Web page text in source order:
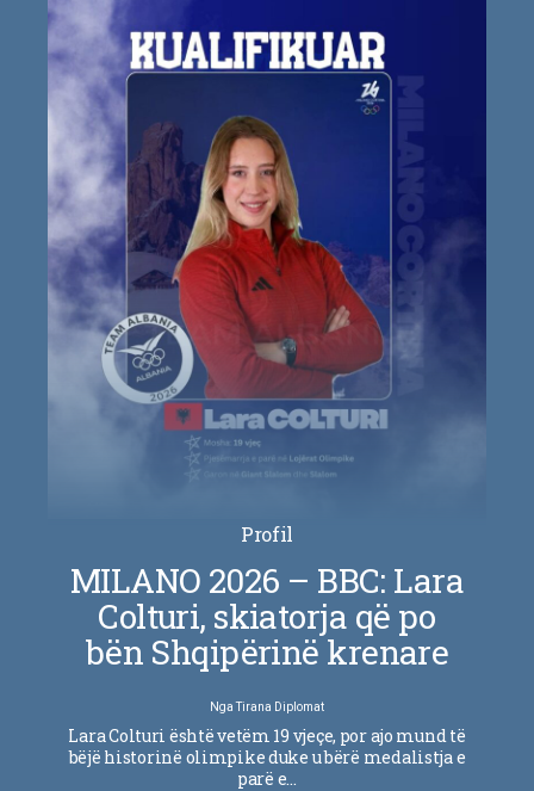
Profil
MILANO 2026 – BBC: Lara
Colturi, skiatorja që po
bën Shqipërinë krenare
NgaTirana Diplomat
Lara Colturi është vetëm 19 vjeçe, por ajo mund të
bëjë historinë olimpike duke u bërë medalistja e
parë e…